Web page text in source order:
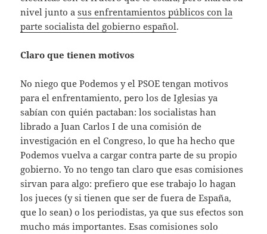
nivel junto asus enfrentamientos públicos con la
parte socialista del gobierno español.
Claro que tienen motivos
No niego que Podemos y el PSOE tengan motivos
para el enfrentamiento, pero los de Iglesias ya
sabían con quién pactaban: los socialistas han
librado a Juan Carlos I de una comisión de
investigación en el Congreso, lo que ha hecho que
Podemos vuelva a cargar contra parte de su propio
gobierno. Yo no tengo tan claro que esas comisiones
sirvan para algo: prefiero que ese trabajo lo hagan
los jueces (y si tienen que ser de fuera de España,
que lo sean) o los periodistas, ya que sus efectos son
mucho más importantes. Esas comisiones solo